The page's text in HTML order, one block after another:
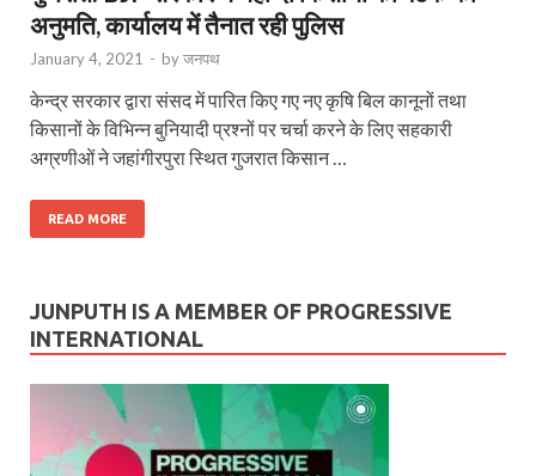
अनुमति, कार्यालय में तैनात रही पुलिस
January 4, 2021 - byजनपथ
केन्द्र सरकार द्वारा संसद में पारित किए गए नए कृषि बिल कानूनों तथा
किसानों के विभिन्न बुनियादी प्रश्नों पर चर्चा करने के लिए सहकारी
अग्रणीओं ने जहांगीरपुरा स्थित गुजरात किसान …
READ MORE
JUNPUTH IS A MEMBER OF PROGRESSIVE
INTERNATIONAL